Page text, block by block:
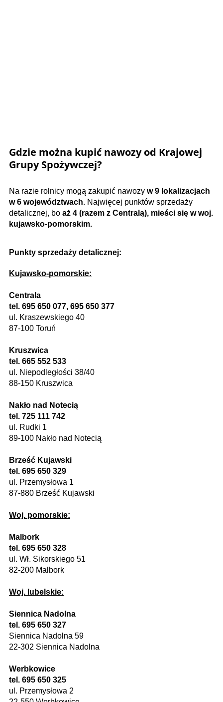
Gdzie można kupić nawozy od Krajowej
Grupy Spożywczej?
Na razie rolnicy mogą zakupić nawozy w 9 lokalizacjach
w 6 województwach. Najwięcej punktów sprzedaży
detalicznej, bo aż 4 (razem z Centralą), mieści się w woj.
kujawsko-pomorskim.
Punkty sprzedaży detalicznej:
Kujawsko-pomorskie:
Centrala
tel. 695 650 077, 695 650 377
ul. Kraszewskiego 40
87-100 Toruń
Kruszwica
tel. 665 552 533
ul. Niepodległości 38/40
88-150 Kruszwica
Nakło nad Notecią
tel. 725 111 742
ul. Rudki 1
89-100 Nakło nad Notecią
Brześć Kujawski
tel. 695 650 329
ul. Przemysłowa 1
87-880 Brześć Kujawski
Woj. pomorskie:
Malbork
tel. 695 650 328
ul. Wł. Sikorskiego 51
82-200 Malbork
Woj. lubelskie:
Siennica Nadolna
tel. 695 650 327
Siennica Nadolna 59
22-302 Siennica Nadolna
Werbkowice
tel. 695 650 325
ul. Przemysłowa 2